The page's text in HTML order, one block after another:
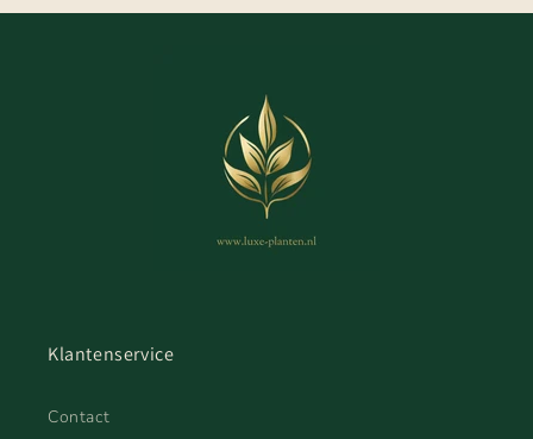
Klantenservice
Contact